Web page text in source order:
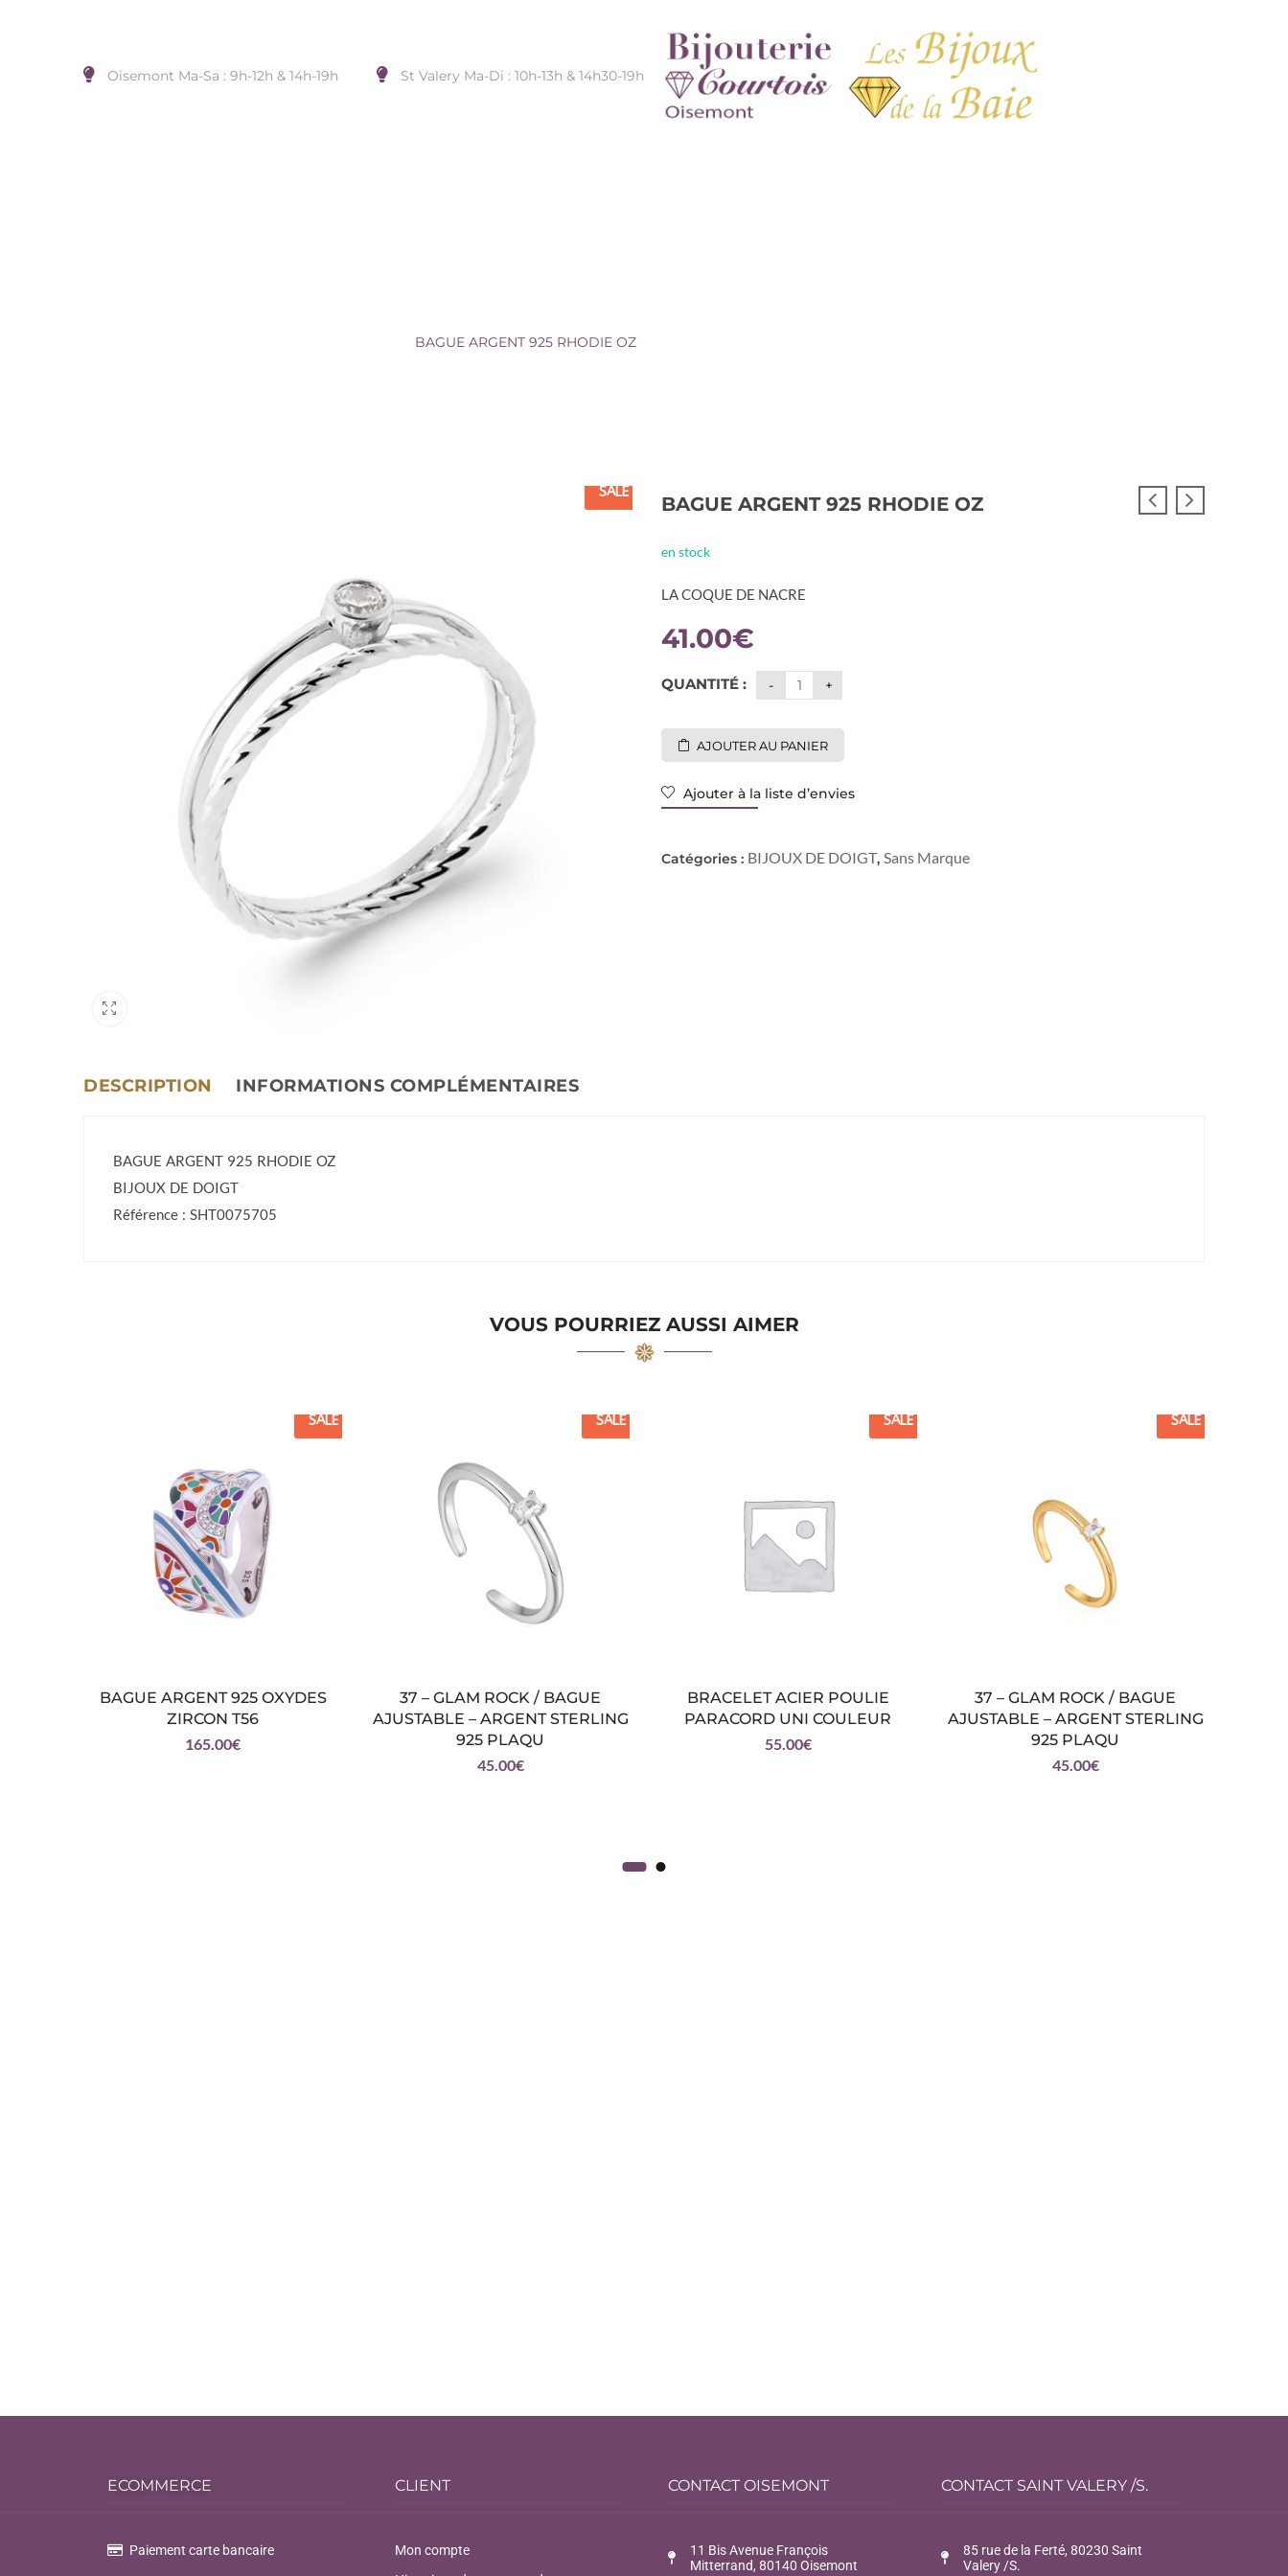
Oisemont Ma-Sa : 9h-12h & 14h-19h St Valery Ma-Di : 10h-13h & 14h30-19h
BAGUE ARGENT 925 RHODIE OZ
SALE BAGUE ARGENT 925 RHODIE OZ
en stock
LA COQUE DE NACRE
41.00€
QUANTITÉ :
AJOUTER AU PANIER
Ajouter à la liste d’envies
Catégories : BIJOUX DE DOIGT,Sans Marque
DESCRIPTION INFORMATIONS COMPLÉMENTAIRES
BAGUE ARGENT 925 RHODIE OZ
BIJOUX DE DOIGT
Référence : SHT0075705
VOUS POURRIEZ AUSSI AIMER
SALE
BAGUE ARGENT 925 OXYDES
ZIRCON T56
165.00€
SALE
37 – GLAM ROCK / BAGUE
AJUSTABLE – ARGENT STERLING
925 PLAQU
45.00€
SALE
BRACELET ACIER POULIE
PARACORD UNI COULEUR
55.00€
SALE
37 – GLAM ROCK / BAGUE
AJUSTABLE – ARGENT STERLING
925 PLAQU
45.00€
ECOMMERCE
Paiement carte bancaire
CLIENT
Mon compte
CONTACT OISEMONT
11 Bis Avenue François
Mitterrand, 80140 Oisemont
CONTACT SAINT VALERY /S.
85 rue de la Ferté, 80230 Saint
Valery /S.